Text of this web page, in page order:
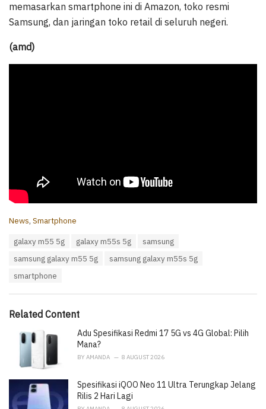
memasarkan smartphone ini di Amazon, toko resmi
Samsung, dan jaringan toko retail di seluruh negeri.
(amd)
C
s
News, Smartphone
galaxy m55 5g galaxy m55s 5g
samsung
samsung galaxy m55 5g
samsung galaxy m55s 5g
smartphone
Related Content
Adu Spesifikasi Redmi 17 5G vs 4G Global: Pilih
Mana?
BY AMANDA 8 AUGUST 2026
Spesifikasi iQOO Neo 11 Ultra Terungkap Jelang
Rilis 2 Hari Lagi